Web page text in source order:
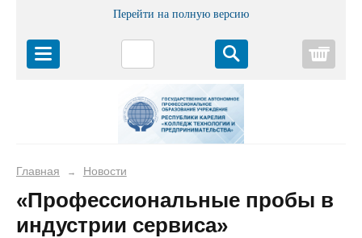
Перейти на полную версию
Главная → Новости
«Профессиональные пробы в
индустрии сервиса»